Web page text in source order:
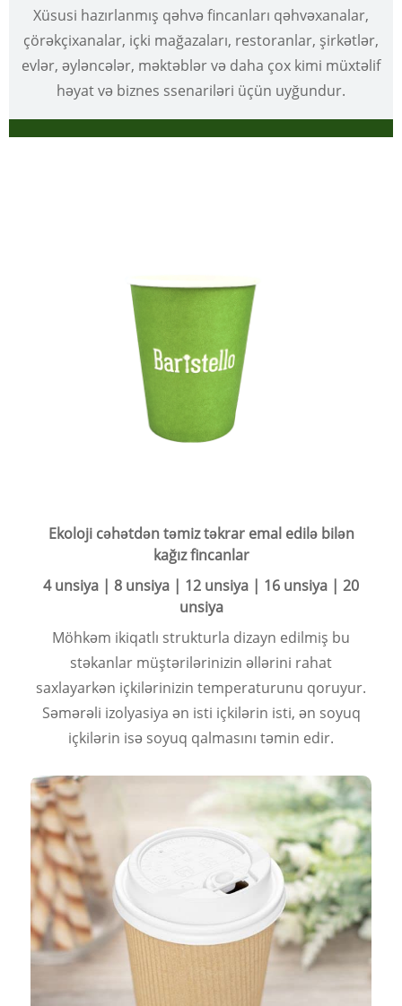
Xüsusi hazırlanmış qəhvə fincanları qəhvəxanalar,
çörəkçixanalar, içki mağazaları, restoranlar, şirkətlər,
evlər, əyləncələr, məktəblər və daha çox kimi müxtəlif
həyat və biznes ssenariləri üçün uyğundur.
Ekoloji cəhətdən təmiz təkrar emal edilə bilən
kağız fincanlar
4 unsiya | 8 unsiya | 12 unsiya | 16 unsiya | 20
unsiya
Möhkəm ikiqatlı strukturla dizayn edilmiş bu
stəkanlar müştərilərinizin əllərini rahat
saxlayarkən içkilərinizin temperaturunu qoruyur.
Səmərəli izolyasiya ən isti içkilərin isti, ən soyuq
içkilərin isə soyuq qalmasını təmin edir.